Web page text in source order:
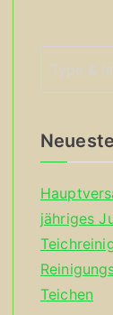
jähriges
Teichen